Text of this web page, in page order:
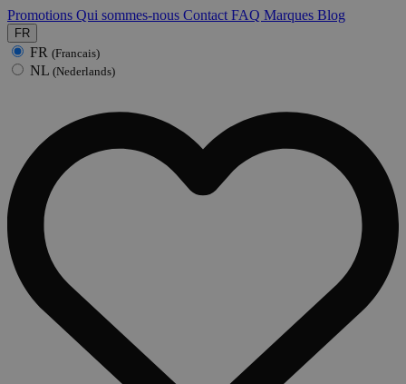
Promotions Qui sommes-nous Contact FAQ Marques Blog
FR
FR (Francais)
NL (Nederlands)